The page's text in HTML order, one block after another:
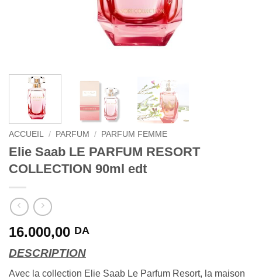
ACCUEIL / PARFUM / PARFUM FEMME
Elie Saab LE PARFUM RESORT
COLLECTION 90ml edt
16.000,00 DA
DESCRIPTION
Avec la collection Elie Saab Le Parfum Resort, la maison